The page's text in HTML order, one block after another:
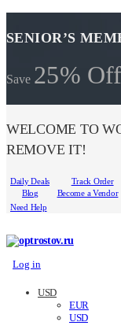
SENIOR’S
Save 25% Off
WELCOME TO
REMOVE IT!
Daily Deals
Track Order
Blog
Become a Vendor
Need Help
Log in
USD
EUR
USD